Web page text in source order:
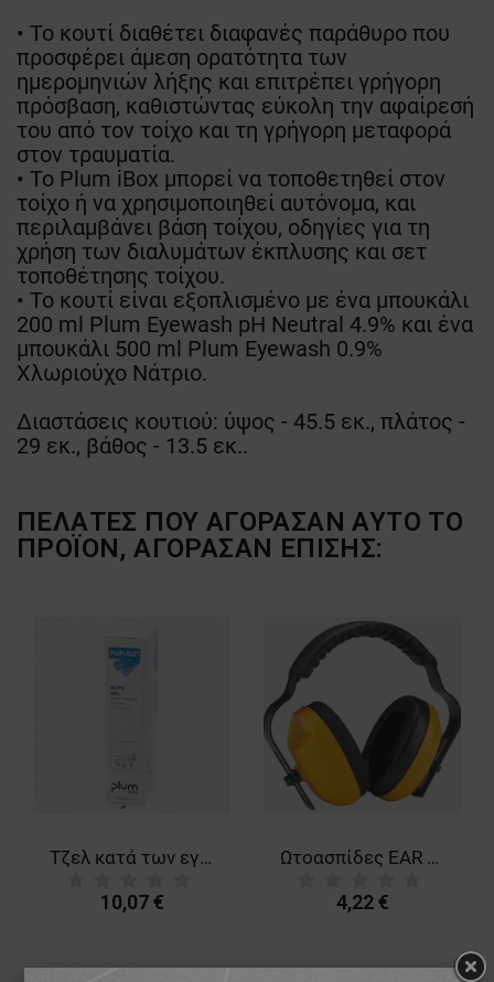
• Το κουτί διαθέτει διαφανές παράθυρο που
προσφέρει άμεση ορατότητα των
ημερομηνιών λήξης και επιτρέπει γρήγορη
πρόσβαση, καθιστώντας εύκολη την αφαίρεσή
του από τον τοίχο και τη γρήγορη μεταφορά
στον τραυματία.
• Το Plum iBox μπορεί να τοποθετηθεί στον
τοίχο ή να χρησιμοποιηθεί αυτόνομα, και
περιλαμβάνει βάση τοίχου, οδηγίες για τη
χρήση των διαλυμάτων έκπλυσης και σετ
τοποθέτησης τοίχου.
• Το κουτί είναι εξοπλισμένο με ένα μπουκάλι
200 ml Plum Eyewash pH Neutral 4.9% και ένα
μπουκάλι 500 ml Plum Eyewash 0.9%
Χλωριούχο Νάτριο.
Διαστάσεις κουτιού: ύψος - 45.5 εκ., πλάτος -
29 εκ., βάθος - 13.5 εκ..
ΠΕΛΆΤΕΣ ΠΟΥ ΑΓΌΡΑΣΑΝ ΑΥΤΌ ΤΟ
ΠΡΟΪΌΝ, ΑΓΌΡΑΣΑΝ ΕΠΊΣΗΣ:
Τζελ κατά των εγκαυμάτων PLUM PULL1AID BURN GEL
10,07 €
Ωτοασπίδες EAR 400 YELLOW
4,22 €